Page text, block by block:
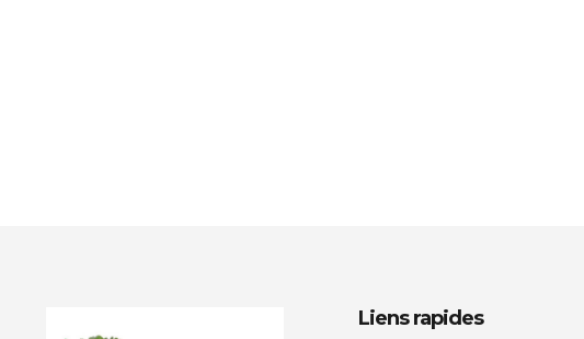
Liens rapides